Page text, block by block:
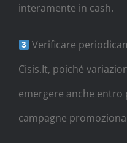
interamente in cash.
Verificare
Cisis.It, poiché
emergere anche
campagne